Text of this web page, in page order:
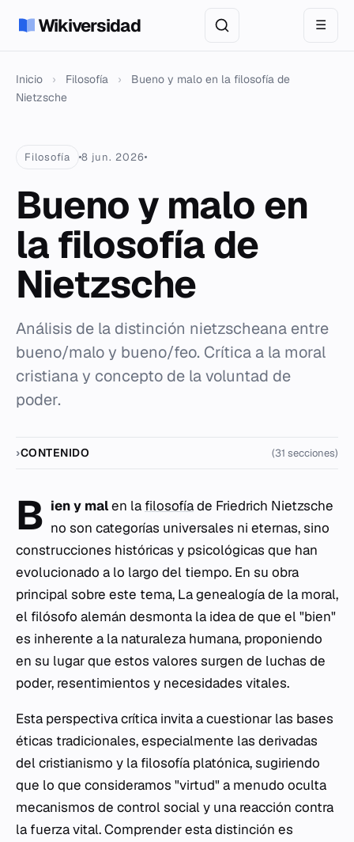
Wikiversidad ☰
Inicio › Filosofía ›
Bueno y malo en la filosofía de
Nietzsche
Filosofía 8 jun. 2026
Bueno y malo en
la filosofía de
Nietzsche
Análisis de la distinción nietzscheana entre
bueno/malo y bueno/feo. Crítica a la moral
cristiana y concepto de la voluntad de
poder.
CONTENIDO (31 secciones)
B ien y malen la filosofíade Friedrich Nietzsche
no son categorías universales ni eternas, sino
construcciones históricas y psicológicas que han
evolucionado a lo largo del tiempo. En su obra
principal sobre este tema, La genealogía de la moral,
el filósofo alemán desmonta la idea de que el "bien"
es inherente a la naturaleza humana, proponiendo
en su lugar que estos valores surgen de luchas de
poder, resentimientos y necesidades vitales.
Esta perspectiva crítica invita a cuestionar las bases
éticas tradicionales, especialmente las derivadas
del cristianismo y la filosofía platónica, sugiriendo
que lo que consideramos "virtud" a menudo oculta
mecanismos de control social y una reacción contra
la fuerza vital. Comprender esta distinción es